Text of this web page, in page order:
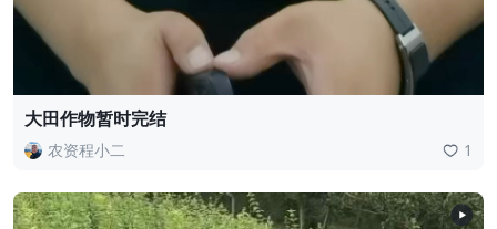
大田作物暂时完结
农资程小二 1